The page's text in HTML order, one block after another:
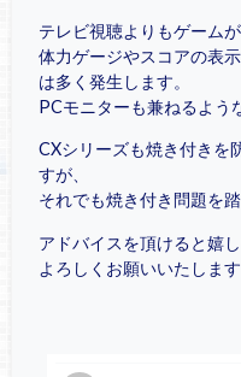
テレビ視聴よりもゲームが
体力ゲージやスコアの表
は多く発生します。
PCモニターも兼ねるよう
CXシリーズも焼き付きを
すが、
それでも焼き付き問題を
アドバイスを頂けると嬉し
よろしくお願いいたします